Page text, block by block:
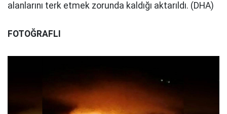
alanlarını terk etmek zorunda kaldığı aktarıldı. (DHA)
FOTOĞRAFLI